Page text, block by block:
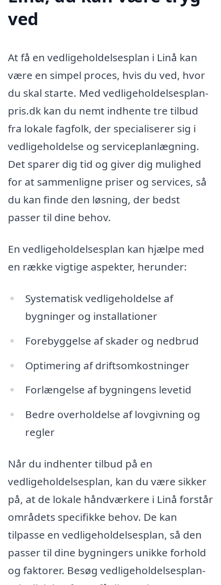
ved
At få en vedligeholdelsesplan i Linå kan
være en simpel proces, hvis du ved, hvor
du skal starte. Med vedligeholdelsesplan-
pris.dk kan du nemt indhente tre tilbud
fra lokale fagfolk, der specialiserer sig i
vedligeholdelse og serviceplanlægning.
Det sparer dig tid og giver dig mulighed
for at sammenligne priser og services, så
du kan finde den løsning, der bedst
passer til dine behov.
En vedligeholdelsesplan kan hjælpe med
en række vigtige aspekter, herunder:
Systematisk vedligeholdelse af
bygninger og installationer
Forebyggelse af skader og nedbrud
Optimering af driftsomkostninger
Forlængelse af bygningens levetid
Bedre overholdelse af lovgivning og
regler
Når du indhenter tilbud på en
vedligeholdelsesplan, kan du være sikker
på, at de lokale håndværkere i Linå forstår
områdets specifikke behov. De kan
tilpasse en vedligeholdelsesplan, så den
passer til dine bygningers unikke forhold
og faktorer. Besøg vedligeholdelsesplan-